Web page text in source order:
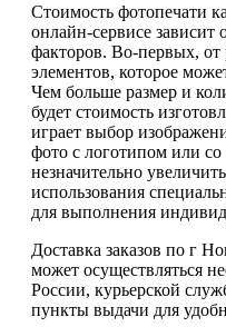
Стоимость фотопечати
онлайн-сервисе зависит
факторов. Во-первых, от
элементов, которое
Чем больше размер и
будет стоимость
играет выбор
фото с логотипом или
незначительно
использования
для выполнения
Доставка заказов по г
может осуществляться
России, курьерской
пункты выдачи для